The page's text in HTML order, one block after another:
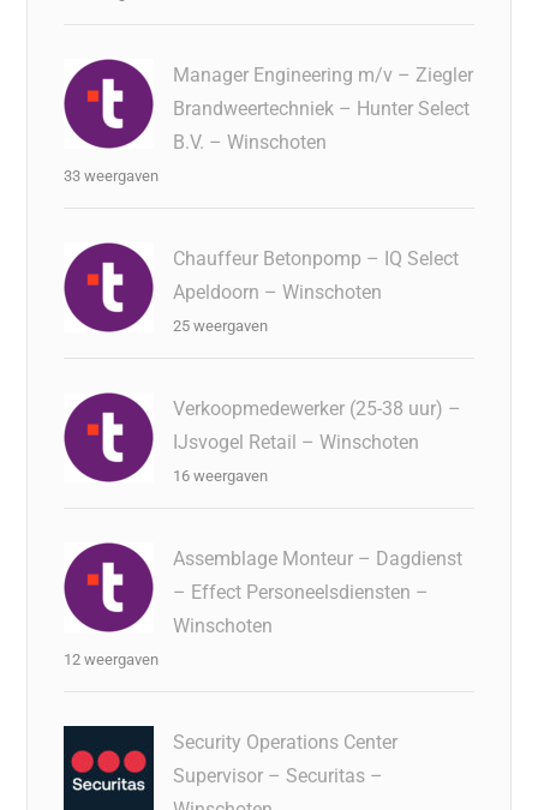
Manager Engineering m/v – Ziegler
Brandweertechniek – Hunter Select
B.V. – Winschoten
33 weergaven
Chauffeur Betonpomp – IQ Select
Apeldoorn – Winschoten
25 weergaven
Verkoopmedewerker (25-38 uur) –
IJsvogel Retail – Winschoten
16 weergaven
Assemblage Monteur – Dagdienst
– Effect Personeelsdiensten –
Winschoten
12 weergaven
Security Operations Center
Supervisor – Securitas –